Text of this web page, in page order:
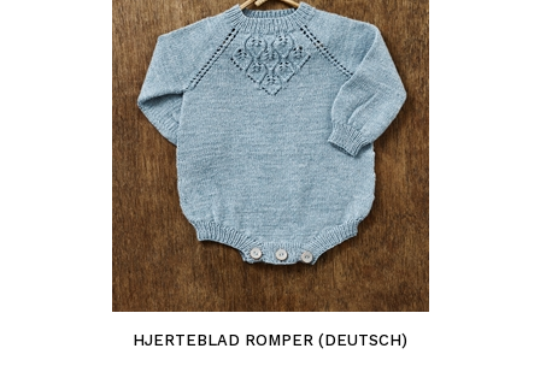
HJERTEBLAD ROMPER (DEUTSCH)